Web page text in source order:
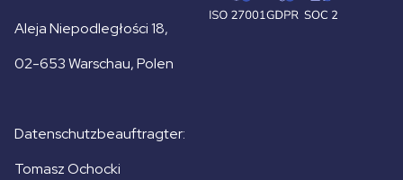
Aleja Niepodległości 18,
02-653 Warschau, Polen
Datenschutzbeauftragter:
Tomasz Ochocki